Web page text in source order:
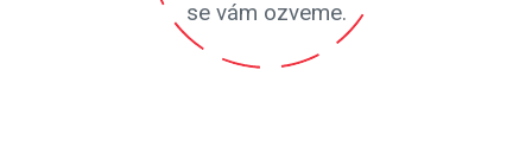
se vám ozveme.